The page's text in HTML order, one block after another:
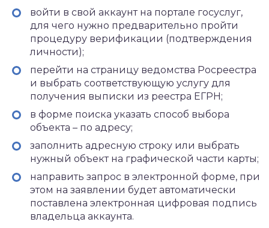
войти в свой аккаунт на портале госуслуг,
для чего нужно предварительно пройти
процедуру верификации (подтверждения
личности);
перейти на страницу ведомства Росреестра
и выбрать соответствующую услугу для
получения выписки из реестра ЕГРН;
в форме поиска указать способ выбора
объекта – по адресу;
заполнить адресную строку или выбрать
нужный объект на графической части карты;
направить запрос в электронной форме, при
этом на заявлении будет автоматически
поставлена электронная цифровая подпись
владельца аккаунта.